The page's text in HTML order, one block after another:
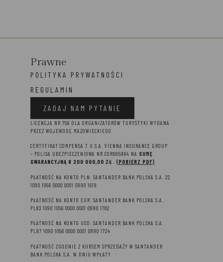
Prawne
POLITYKA PRYWATNOŚCI
REGULAMIN
ZADAJ NAM PYTANIE
LICENCJA NR 756 DLA ORGANIZATORÓW TURYSTYKI WYDANA
PRZEZ WOJEWODĘ MAZOWIECKIEGO
CERTYFIKAT COMPENSA T U S.A. VIENNA INSURANCE GROUP
– POLISA UBEZPIECZENIOWA NR COR695964 NA SUMĘ
GWARANCYJNĄ 8 200 000,00 ZŁ. (POBIERZ PDF)
PŁATNOŚĆ NA KONTO PLN: SANTANDER BANK POLSKA S.A. 22
1090 1056 0000 0001 0990 1619
PŁATNOŚĆ NA KONTO EUR: SANTANDER BANK POLSKA S.A.
PL83 1090 1056 0000 0001 0990 1782
PŁATNOŚĆ NA KONTO USD: SANTANDER BANK POLSKA S.A.
PL97 1090 1056 0000 0001 0990 1724
PŁATNOŚĆ ZGODNIE Z KURSEM SPRZEDAŻY W SANTANDER
BANK POLSKA S.A. W DNIU WPŁATY